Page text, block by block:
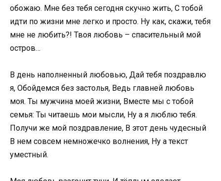
обожаю. Мне без тебя сегодня скучно жить, С тобой
идти по жизни мне легко и просто. Ну как, скажи, тебя
мне не любить?! Твоя любовь – спасительный мой
остров…
В день наполненный любовью, Дай тебя поздравлю
я, Обойдемся без застолья, Ведь главней любовь
моя. Ты мужчина моей жизни, Вместе мы с тобой
семья: Ты читаешь мои мысли, Ну а я люблю тебя.
Получи же мой поздравление, В этот день чудесный
В нем совсем немножечко волнения, Ну а текст
уместный.